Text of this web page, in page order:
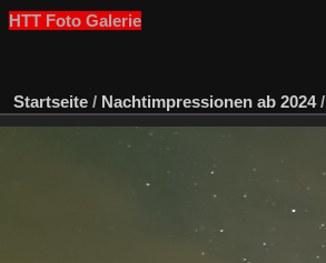
HTT Foto Galerie
Startseite / Nachtimpressionen ab 2024/